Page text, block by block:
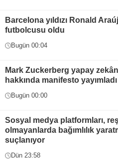
Barcelona yıldızı Ronald
futbolcusu oldu
Bugün 00:04
Mark Zuckerberg yapay
hakkında manifesto yayımladı
Bugün 00:00
Sosyal medya platformları,
olmayanlarda bağımlılık
suçlanıyor
Dün 23:58